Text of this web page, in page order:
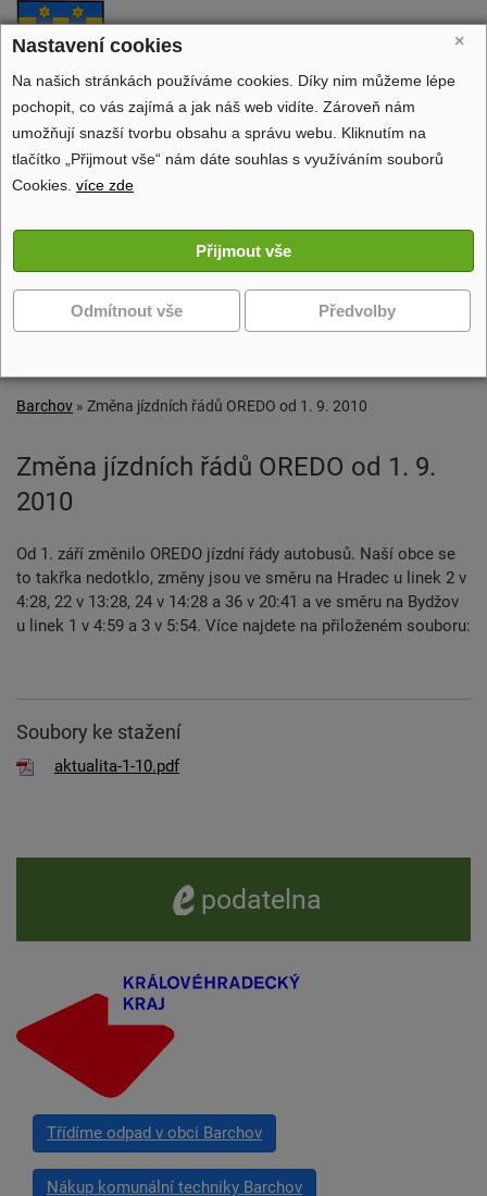
Barchov
oficiální stránky obce
Obecní úřad
Volný čas
Zobrazit další navigaci
Barchov » Změna jízdních řádů OREDO od 1. 9. 2010
Změna jízdních řádů OREDO od 1. 9.
2010
Od 1. září změnilo OREDO jízdní řády autobusů. Naší obce se
to takřka nedotklo, změny jsou ve směru na Hradec u linek 2 v
4:28, 22 v 13:28, 24 v 14:28 a 36 v 20:41 a ve směru na Bydžov
u linek 1 v 4:59 a 3 v 5:54. Více najdete na přiloženém souboru:
Soubory ke stažení
aktualita-1-10.pdf
e -podatelna
Třídíme odpad v obci Barchov
Nákup komunální techniky Barchov
×
Nastavení cookies
Na našich stránkách používáme cookies. Díky nim můžeme lépe
pochopit, co vás zajímá a jak náš web vidíte. Zároveň nám
umožňují snazší tvorbu obsahu a správu webu. Kliknutím na
tlačítko „Přijmout vše“ nám dáte souhlas s využíváním souborů
Cookies. více zde